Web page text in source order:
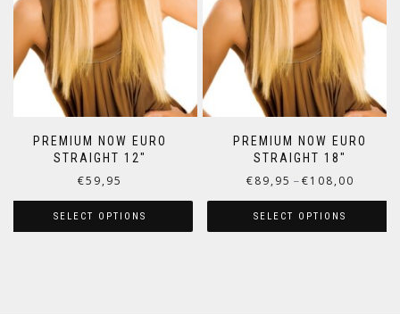
PREMIUM NOW EURO
STRAIGHT 12″
€59,95
SELECT OPTIONS
PREMIUM NOW EURO
STRAIGHT 18″
€89,95 – €108,00
SELECT OPTIONS